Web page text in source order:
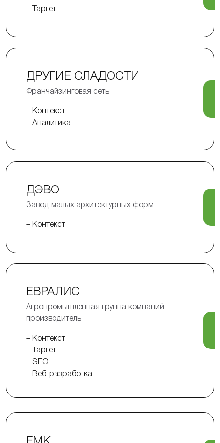
+ Таргет
ДРУГИЕ СЛАДОСТИ
Франчайзинговая сеть
+ Контекст
+ Аналитика
ДЭВО
Завод малых архитектурных форм
+ Контекст
ЕВРАЛИС
Агропромышленная группа компаний,
производитель
+ Контекст
+ Таргет
+ SEO
+ Веб-разработка